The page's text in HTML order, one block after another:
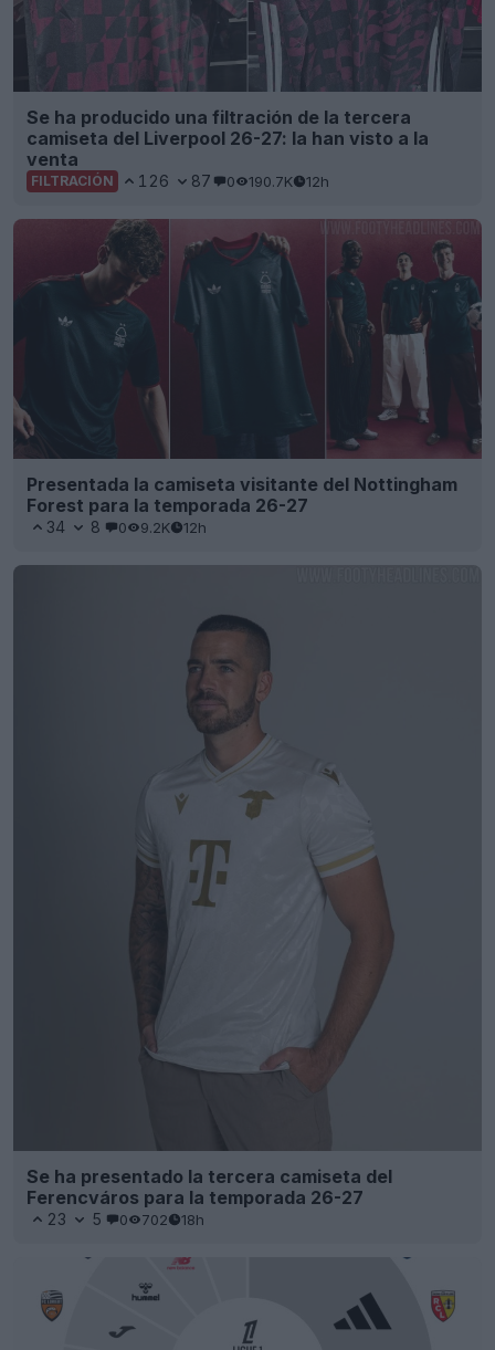
Se ha producido una filtración de la tercera
camiseta del Liverpool 26-27: la han visto a la
venta
FILTRACIÓN 126 87 0 190.7K 12h
Presentada la camiseta visitante del Nottingham
Forest para la temporada 26-27
34 8 0 9.2K 12h
Se ha presentado la tercera camiseta del
Ferencváros para la temporada 26-27
23 5 0 702 18h